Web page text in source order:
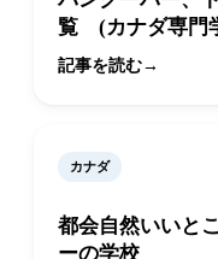
覧 (カナダ専門
記事を読む
カナダ
都会自然いいと
ーの学校